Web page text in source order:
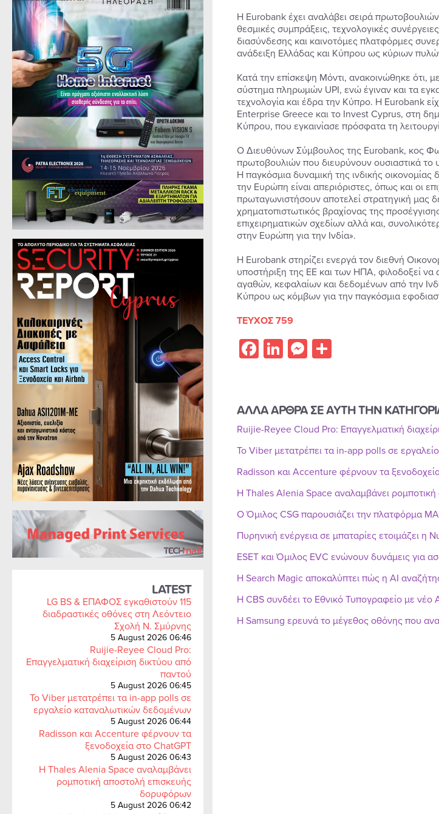
LATEST
LG BS & ΕΠΑΦΟΣ εγκαθιστούν 115
διαδραστικές οθόνες στη Λεόντειο
Σχολή Ν. Σμύρνης
5 August 2026 06:46
Ruijie-Reyee Cloud Pro:
Επαγγελματική διαχείριση δικτύου από
παντού
5 August 2026 06:45
Το Viber μετατρέπει τα in-app polls σε
εργαλείο καταναλωτικών δεδομένων
5 August 2026 06:44
Radisson και Accenture φέρνουν τα
ξενοδοχεία στο ChatGPT
5 August 2026 06:43
Η Thales Alenia Space αναλαμβάνει
ρομποτική αποστολή επισκευής
δορυφόρων
5 August 2026 06:42
Η Eurobank έχει αναλάβει σειρά
θεσμικές συμπράξεις, τεχνολογικές
διασύνδεσης και καινοτόμες πλατφόρμες
ανάδειξη Ελλάδας και Κύπρου ως κύριων
Κατά την επίσκεψη Μόντι, ανακοινώθηκε ότι,
σύστημα πληρωμών UPI, ενώ έγιναν και τα
τεχνολογία και έδρα την Κύπρο. Η Eurobank
Enterprise Greece και το Invest Cyprus, στη
Κύπρου, που εγκαινίασε πρόσφατα τη
Ο Διευθύνων Σύμβουλος της Eurobank, κος
πρωτοβουλιών που διευρύνουν ουσιαστικά το
Η παγκόσμια δυναμική της ινδικής
την Ευρώπη είναι απεριόριστες, όπως και οι
πρωταγωνιστήσουν αποτελεί στρατηγική
χρηματοπιστωτικός βραχίονας της
επιχειρηματικών σχεδίων αλλά και,
στην Ευρώπη για την Ινδία».
Η Eurobank στηρίζει ενεργά τον διεθνή
υποστήριξη της ΕΕ και των ΗΠΑ, φιλοδοξεί
αγαθών, κεφαλαίων και δεδομένων από την
Κύπρου ως κόμβων για την παγκόσμια
ΤΕΥΧΟΣ 759
Facebook
LinkedIn
Messenger
Share
ΑΛΛΑ ΑΡΘΡΑ ΣΕ ΑΥΤΗ ΤΗΝ
Ruijie-Reyee Cloud Pro: Επαγγελματική
Το Viber μετατρέπει τα in-app polls σε
Radisson και Accenture φέρνουν τα
Η Thales Alenia Space αναλαμβάνει
Ο Όμιλος CSG παρουσιάζει την πλατφόρμα
Πυρηνική ενέργεια σε μπαταρίες ετοιμάζει η
ESET και Όμιλος EVC ενώνουν δυνάμεις για
Η Search Magic αποκαλύπτει πώς η AI
Η CBS συνδέει το Εθνικό Τυπογραφείο με νέο
Η Samsung ερευνά το μέγεθος οθόνης που